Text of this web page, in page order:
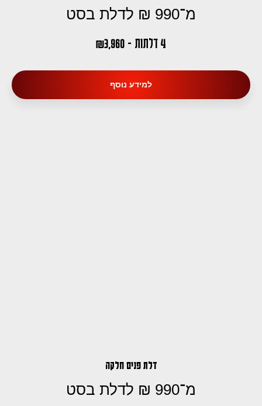
מ־990 ₪ לדלת בסט
₪ 4 דלתות - 3,960
למידע נוסף
דלת פנים חלקה
מ־990 ₪ לדלת בסט